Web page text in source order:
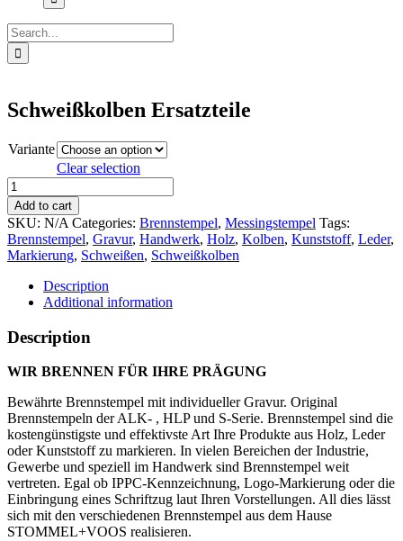
Search
for:
Schweißkolben Ersatzteile
Variante
Clear selection
Schweißkolben
Ersatzteile
quantity
Add to cart
SKU: N/A Categories: Brennstempel, Messingstempel Tags:
Brennstempel, Gravur, Handwerk, Holz, Kolben, Kunststoff, Leder,
Markierung, Schweißen, Schweißkolben
Description
Additional information
Description
WIR BRENNEN FÜR IHRE PRÄGUNG
Bewährte Brennstempel mit individueller Gravur. Original
Brennstempeln der ALK- , HLP und S-Serie. Brennstempel sind die
kostengünstigste und effektivste Art Ihre Produkte aus Holz, Leder
oder Kunststoff zu markieren. In vielen Bereichen der Industrie,
Gewerbe und speziell im Handwerk sind Brennstempel weit
vertreten. Egal ob IPPC-Kennzeichnung, Logo-Markierung oder die
Einbringung eines Schriftzug laut Ihren Vorstellungen. All dies lässt
sich mit den verschiedenen Brennstempel aus dem Hause
STOMMEL+VOOS realisieren.